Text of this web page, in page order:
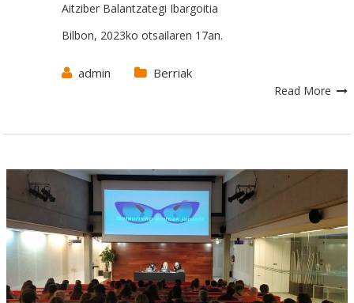
Aitziber Balantzategi Ibargoitia
Bilbon, 2023ko otsailaren 17an.
admin Berriak
Read More